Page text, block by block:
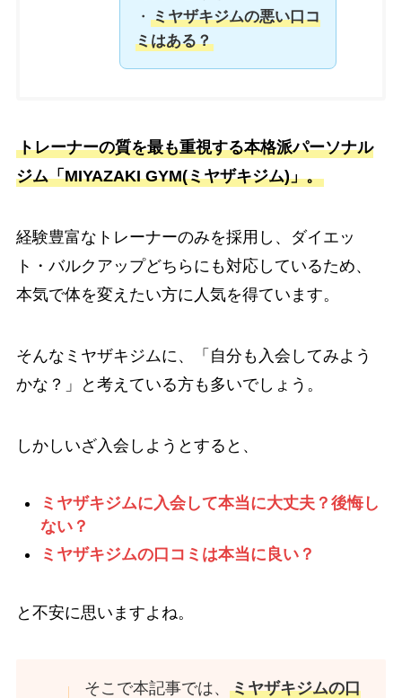
・ ミヤザキジムの悪い口コ
ミはある？
トレーナーの質を最も重視する本格派パーソナル
ジム「MIYAZAKI GYM(ミヤザキジム)」。
経験豊富なトレーナーのみを採用し、ダイエッ
ト・バルクアップどちらにも対応しているため、
本気で体を変えたい方に人気を得ています。
そんなミヤザキジムに、「自分も入会してみよう
かな？」と考えている方も多いでしょう。
しかしいざ入会しようとすると、
ミヤザキジムに入会して本当に大丈夫？後悔し
ない？
ミヤザキジムの口コミは本当に良い？
と不安に思いますよね。
そこで本記事では、ミヤザキジムの口